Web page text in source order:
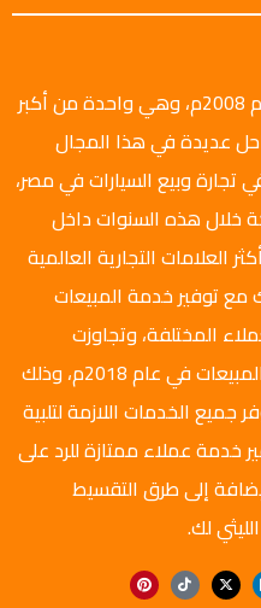
تأسست شركة الليثي أوتو جروب عام 2008م، وهي واحدة من أكبر
عديدة في هذا المجال
تجارة وبيع السيارات في مصر،
خلال هذه السنوات داخل
العلامات التجارية العالمية
مع توفير خدمة المبيعات
المختلفة، وتجاوزت
مجموعة الليثي أعلى مستوى من المبيعات في عام 2018م، وذلك
الخدمات اللازمة لتلبية
خدمة عملاء ممتازة للرد على
إلى طرق التقسيط
لك.